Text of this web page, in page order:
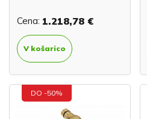
Cena: 1.218,78 €
V košarico
DO -50%